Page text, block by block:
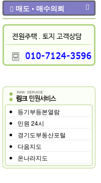
매도 • 매수의뢰
등기부등본열람
민원 24시
경기도부동산포털
다음지도
온나라지도